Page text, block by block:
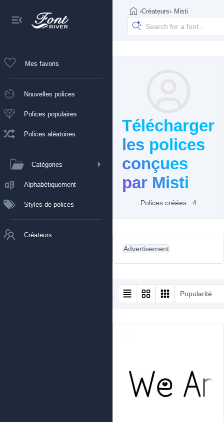
Mes favoris
Nouvelles polices
Polices populaires
Polices aléatoires
Catégories
Alphabétiquement
Styles de polices
Créateurs
›Créateurs› Misti
Télécharger
les polices
conçues
par Misti
Polices créées : 4
Advertisement
Popularité